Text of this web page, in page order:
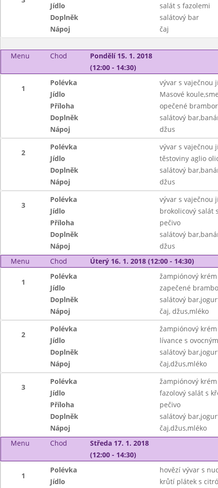
Jídlo
salát s fazolemi
Doplněk
salátový bar
Nápoj
čaj
Menu Chod
Pondělí 15. 1. 2018
(12:00 - 14:30)
1
Polévka
vývar s vaječnou
Jídlo
Masové
Příloha
opečené
Doplněk
salátový
Nápoj
džus
2
Polévka
vývar s vaječnou
Jídlo
těstoviny aglio
Doplněk
salátový
Nápoj
džus
3
Polévka
vývar s vaječnou
Jídlo
brokolicový salát
Příloha
pečivo
Doplněk
salátový
Nápoj
džus
Menu
Chod Úterý 16. 1. 2018 (12:00 - 14:30)
1
Polévka
žampiónový
Jídlo
zapečené
Doplněk
salátový
Nápoj
čaj, džus,mléko
2
Polévka
žampiónový
Jídlo
lívance s
Doplněk
salátový
Nápoj
čaj,džus,mléko
3
Polévka
žampiónový
Jídlo
fazolový salát s
Příloha
pečivo
Doplněk
salátový
Nápoj
čaj,džus,mléko
Menu
Chod
Středa 17. 1. 2018
(12:00 - 14:30)
1
Polévka
hovězí vývar s
Jídlo
krůtí plátek s